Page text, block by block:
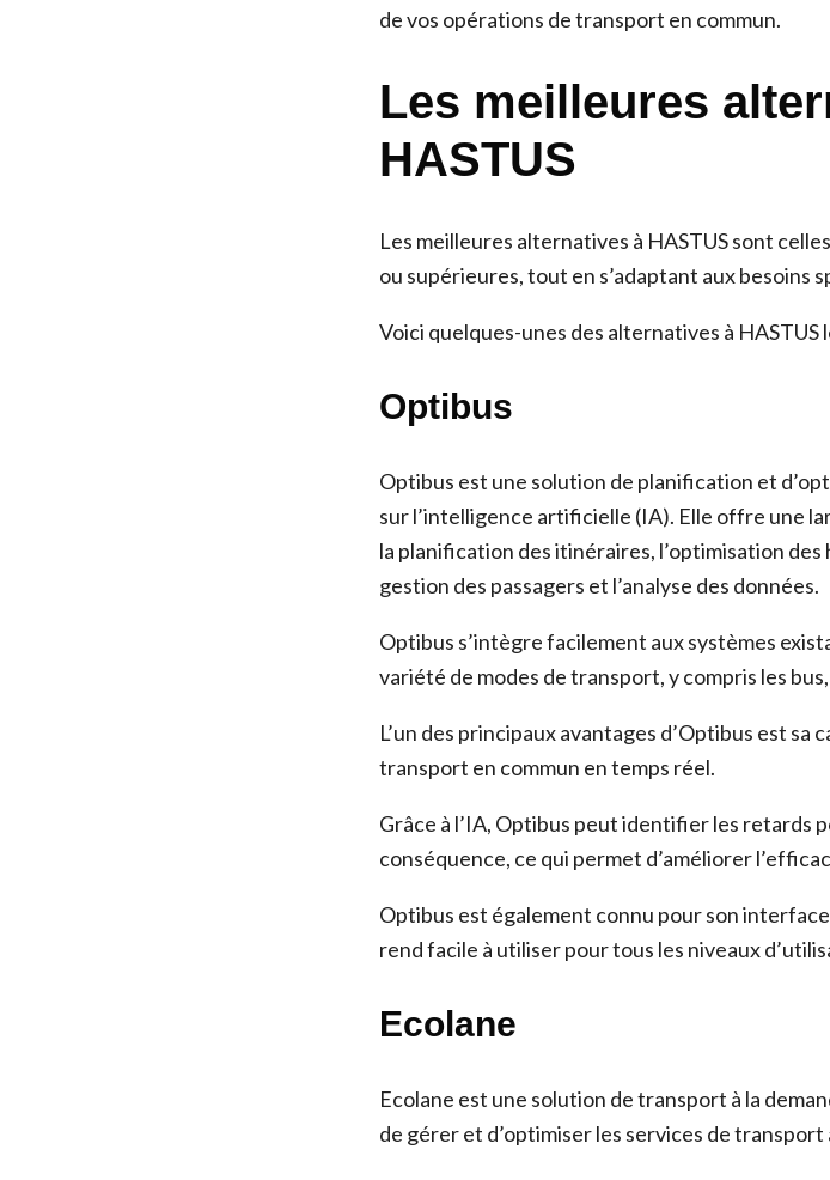
de vos opérations de transport en commun.
Les meilleures
HASTUS
Les meilleures alternatives à HASTUS sont
ou supérieures, tout en s’adaptant aux besoins
Voici quelques-unes des alternatives à HASTUS
Optibus
Optibus est une solution de planification et
sur l’intelligence artificielle (IA). Elle offre une
la planification des itinéraires, l’optimisation
gestion des passagers et l’analyse des données.
Optibus s’intègre facilement aux systèmes
variété de modes de transport, y compris les
L’un des principaux avantages d’Optibus est
transport en commun en temps réel.
Grâce à l’IA, Optibus peut identifier les retards
conséquence, ce qui permet d’améliorer
Optibus est également connu pour son
rend facile à utiliser pour tous les niveaux
Ecolane
Ecolane est une solution de transport à la
de gérer et d’optimiser les services de transport